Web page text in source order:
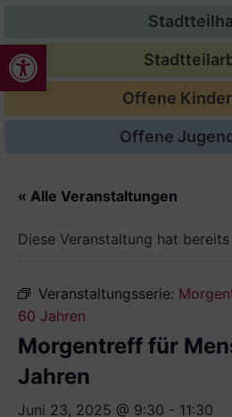
Werkzeugleiste öffnen
Offene
Offene
« Alle Veranstaltungen
Diese Veranstaltung hat
Veranstaltungsserie:
60 Jahren
Morgentreff für
Jahren
Juni 23, 2025 @ 9:30 - 11:30